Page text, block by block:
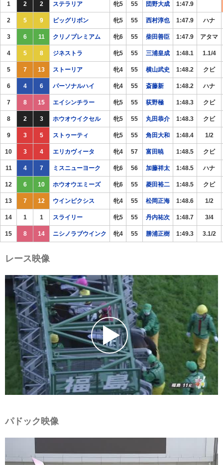
1 2 2 ステラリア 牝5 55 団野大成 1:47.9
2 5 9 ビッグリボン 牝5 55 西村淳也 1:47.9 ハナ
3 6 11 クリノプレミアム 牝6 55 柴田善臣 1:47.9 アタマ
4 5 8 ジネストラ 牝5 55 三浦皇成 1:48.1 1.1/4
5 7 13 ストーリア 牝4 55 横山武史 1:48.2 クビ
6 4 6 パーソナルハイ 牝4 55 斎藤新 1:48.2 ハナ
7 8 15 エイシンチラー 牝5 55 荻野極 1:48.3 クビ
8 2 3 ホウオウイクセル 牝5 55 丸田恭介 1:48.3 クビ
9 3 5 ストゥーティ 牝5 55 角田大和 1:48.4 1/2
10 3 4 エリカヴィータ 牝4 57 富田暁 1:48.5 クビ
11 4 7 ミスニューヨーク 牝6 56 加藤祥太 1:48.5 ハナ
12 6 10 ホウオウエミーズ 牝6 55 菱田裕二 1:48.5 クビ
13 7 12 ウインピクシス 牝4 55 松岡正海 1:48.6 1/2
14 1 1 スライリー 牝5 55 丹内祐次 1:48.7 3/4
15 8 14 ニシノラブウインク 牝4 55 勝浦正樹 1:49.3 3.1/2
レース映像
パドック映像